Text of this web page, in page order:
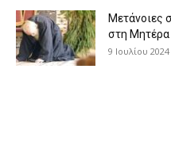
Μετάνοιες
στη Μητέρα
9 Ιουλίου 2024